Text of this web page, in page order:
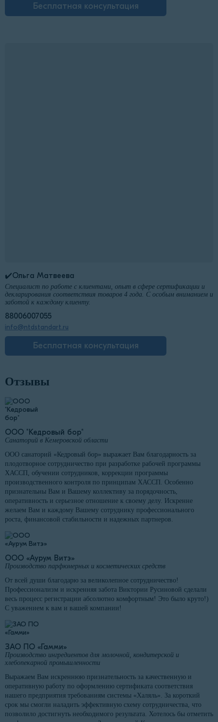
Бесплатная консультация
✔️Ольга Матвеева
Специалист по работе с клиентами, опыт в сфере сертификации и
декларирования соответствия товаров 4 года. С особым вниманием и
заботой к каждому клиенту.
88006007055
info@ntdstandart.ru
Бесплатная консультация
Отзывы
ООО "Кедровый бор"
Санаторий в Кемеровской области
ООО санаторий «Кедровый бор» выражает Вам благодарность за
плодотворное сотрудничество при разработке рабочей программы
ХАССП, обучении сотрудников, коррекции программы
производственного контроля по принципам ХАССП. Особенно
признательны Вам и Вашему коллективу за порядочность,
оперативность и серьезное отношение к своему делу. Искренне
желаем Вам и каждому Вашему сотруднику профессионального
роста, финансовой стабильности и надежных партнеров.
ООО «Аурум Витэ»
Производство парфюмерных и косметических средств
От всей души благодарю за великолепное сотрудничество!
Профессионализм и искренняя забота Виктории Русиновой сделали
весь процесс регистрации абсолютно комфортным! Это было круто!)
С уважением к вам и вашей компании!
ЗАО ПО «Гамми»
Производство ингредиентов для молочной, кондитерской и
хлебопекарной промышленности
Выражаем Вам искреннюю признательность за качественную и
оперативную работу по оформлению сертификата соответствия
нашего предприятия требованиям системы «Халяль». За короткий
срок мы смогли наладить эффективную схему сотрудничества, что
позволило достигнуть необходимого результата. Хотелось бы отметить